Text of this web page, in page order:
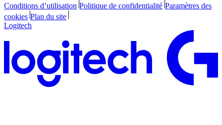
Conditions d’utilisation Politique de confidentialité Paramètres des
cookies Plan du site
Logitech